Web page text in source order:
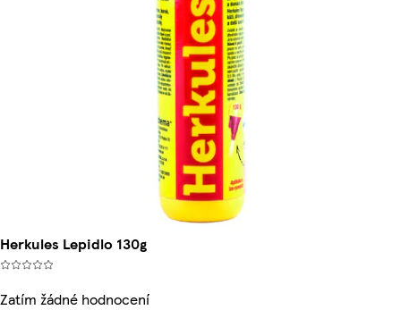
Herkules Lepidlo 130g
Zatím žádné hodnocení